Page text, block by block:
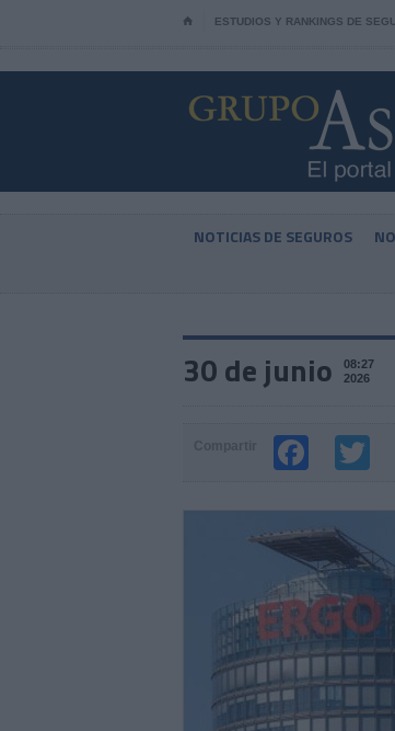
⌂ ESTUDIOS Y RANKINGS DE
NOTICIAS DE SEGUROS
30 de junio
08:27
2026